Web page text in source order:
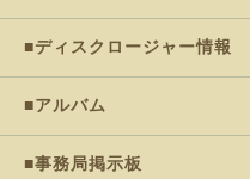
■ディスクロージャー情報
■アルバム
■事務局掲示板